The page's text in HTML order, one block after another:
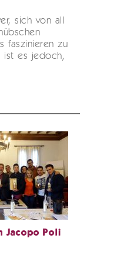
sich von all
faszinieren zu
ist es jedoch,
Jacopo Poli